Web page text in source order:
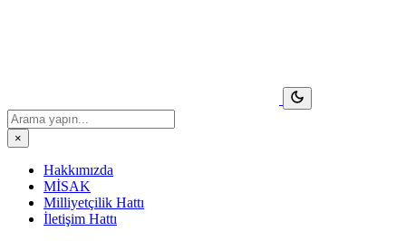
×
Hakkımızda
MİSAK
Milliyetçilik Hattı
İletişim Hattı